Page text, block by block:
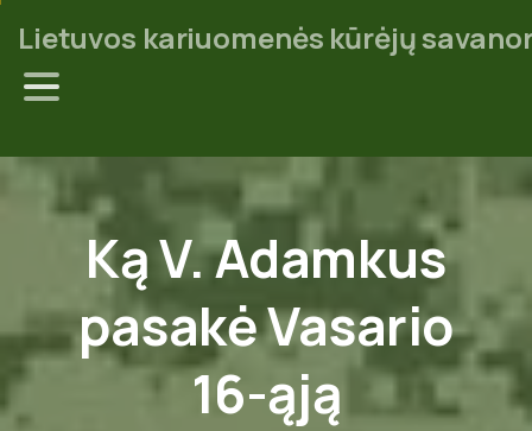
Lietuvos kariuomenės kūrėjų
KąV.Adamkus
pasakėVasario
16-ąją